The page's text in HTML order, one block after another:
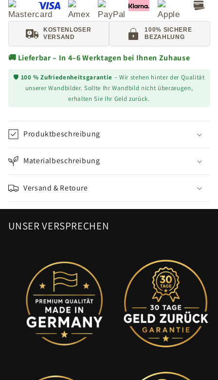
KOSTENLOSER
VERSAND
100% SICHERE
BEZAHLUNG
🚚 Lieferbar – In 4–6 Werktagen bei Ihnen Zuhause
🛡️ 100 % Zufriedenheitsgarantie – Wir stehen hinter der Qualität
unserer Wandbilder. Sollte Ihr Wandbild nicht überzeugen,
erhalten Sie Ihr Geld zurück.
Produktbeschreibung
Materialbeschreibung
Versand & Retoure
UNSER VERSPRECHEN